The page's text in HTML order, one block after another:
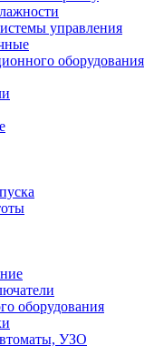
управления
оборудования
оборудования
УЗО